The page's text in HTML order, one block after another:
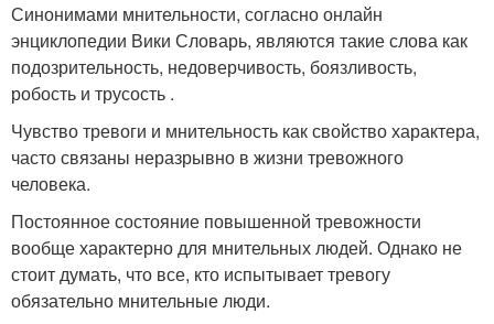
Синонимами мнительности, согласно онлайн
энциклопедии Вики Словарь, являются такие слова как
подозрительность, недоверчивость, боязливость,
робость и трусость .
Чувство тревоги и мнительность как свойство характера,
часто связаны неразрывно в жизни тревожного
человека.
Постоянное состояние повышенной тревожности
вообще характерно для мнительных людей. Однако не
стоит думать, что все, кто испытывает тревогу
обязательно мнительные люди.